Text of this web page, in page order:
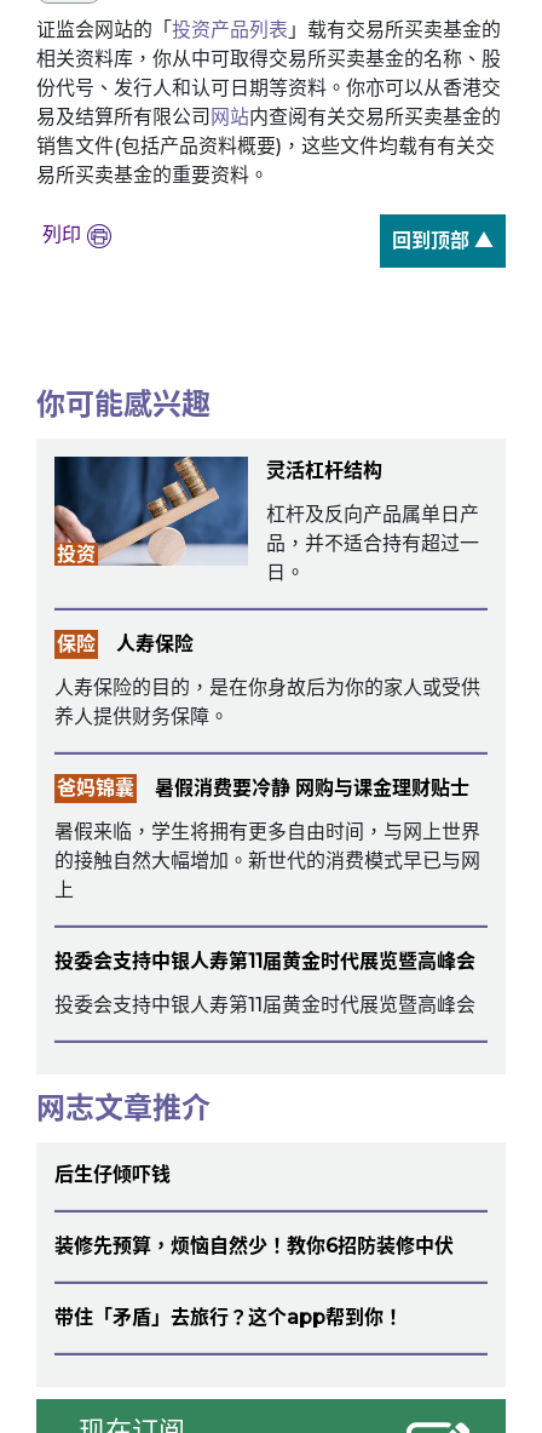
证监会网站的「投资产品列表 」载有交易所买卖基金的
相关资料库，你从中可取得交易所买卖基金的名称、股
份代号、发行人和认可日期等资料。你亦可以从香港交
易及结算所有限公司 网站内查阅有关交易所买卖基金的
销售文件(包括产品资料概要)，这些文件均载有有关交
易所买卖基金的重要资料。
列印 回到顶部 ▲
你可能感兴趣
投资
灵活杠杆结构
杠杆及反向产品属单日产
品，并不适合持有超过一
日。
保险
人寿保险
人寿保险的目的，是在你身故后为你的家人或受供
养人提供财务保障。
爸妈锦囊
暑假消费要冷静 网购与课金理财贴士
暑假来临，学生将拥有更多自由时间，与网上世界
的接触自然大幅增加。新世代的消费模式早已与网
上
投委会支持中银人寿第11届黄金时代展览暨高峰会
投委会支持中银人寿第11届黄金时代展览暨高峰会
网志文章推介
后生仔倾吓钱
装修先预算，烦恼自然少！教你6招防装修中伏
带住「矛盾」去旅行？这个app帮到你！